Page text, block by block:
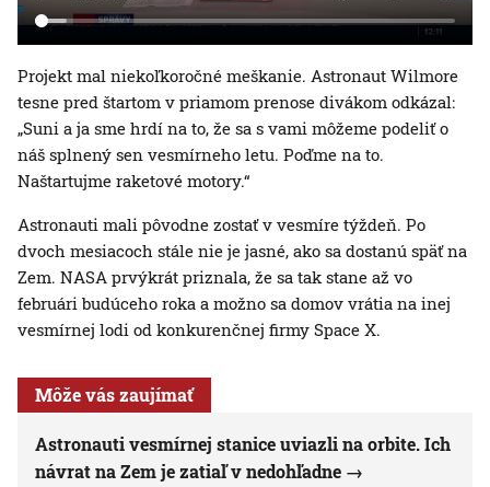
Projekt mal niekoľkoročné meškanie. Astronaut Wilmore
tesne pred štartom v priamom prenose divákom odkázal:
„Suni a ja sme hrdí na to, že sa s vami môžeme podeliť o
náš splnený sen vesmírneho letu. Poďme na to.
Naštartujme raketové motory.“
Astronauti mali pôvodne zostať v vesmíre týždeň. Po
dvoch mesiacoch stále nie je jasné, ako sa dostanú späť na
Zem. NASA prvýkrát priznala, že sa tak stane až vo
februári budúceho roka a možno sa domov vrátia na inej
vesmírnej lodi od konkurenčnej firmy Space X.
Môže vás zaujímať
Astronauti vesmírnej stanice uviazli na orbite. Ich
návrat na Zem je zatiaľ v nedohľadne